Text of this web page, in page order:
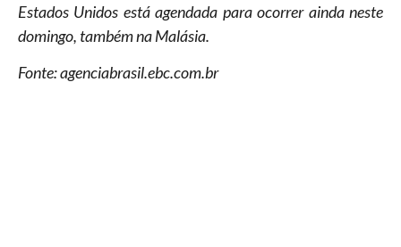
Estados Unidos está agendada para ocorrer ainda neste
domingo, também na Malásia.
Fonte: agenciabrasil.ebc.com.br